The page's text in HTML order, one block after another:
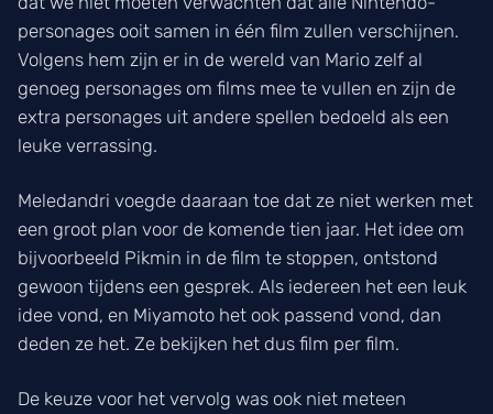
personages ooit samen in één film zullen verschijnen.
Volgens hem zijn er in de wereld van Mario zelf al
genoeg personages om films mee te vullen en zijn de
extra personages uit andere spellen bedoeld als een
leuke verrassing.
Meledandri voegde daaraan toe dat ze niet werken met
een groot plan voor de komende tien jaar. Het idee om
bijvoorbeeld Pikmin in de film te stoppen, ontstond
gewoon tijdens een gesprek. Als iedereen het een leuk
idee vond, en Miyamoto het ook passend vond, dan
deden ze het. Ze bekijken het dus film per film.
De keuze voor het vervolg was ook niet meteen